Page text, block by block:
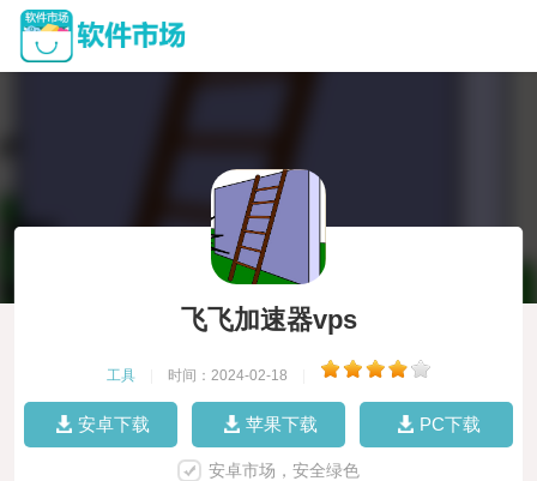
飞飞加速器vps
工具 时间：2024-02-18
安卓下载 苹果下载 PC下载
安卓市场，安全绿色